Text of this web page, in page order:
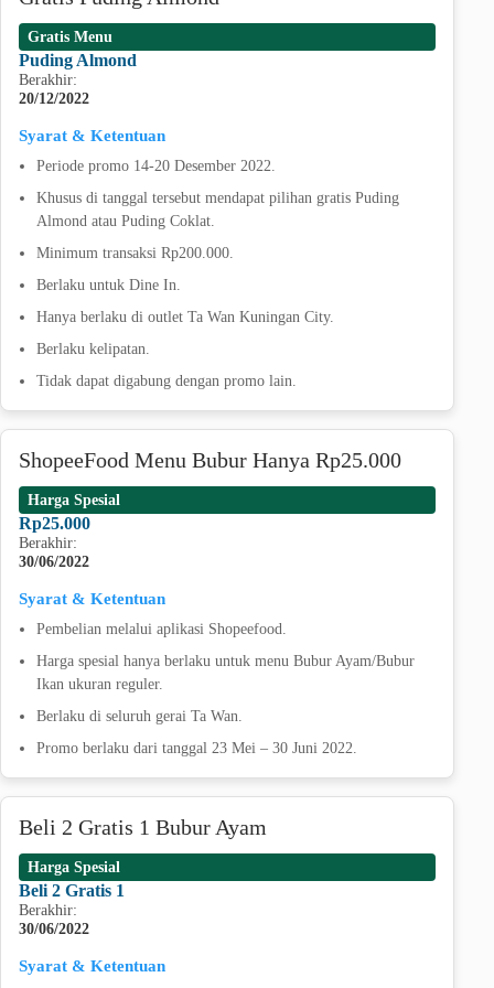
Gratis Menu
Puding Almond
Berakhir:
20/12/2022
Syarat & Ketentuan
Periode promo 14-20 Desember 2022.
Khusus di tanggal tersebut mendapat pilihan gratis Puding
Almond atau Puding Coklat.
Minimum transaksi Rp200.000.
Berlaku untuk Dine In.
Hanya berlaku di outlet Ta Wan Kuningan City.
Berlaku kelipatan.
Tidak dapat digabung dengan promo lain.
ShopeeFood Menu Bubur Hanya Rp25.000
Harga Spesial
Rp25.000
Berakhir:
30/06/2022
Syarat & Ketentuan
Pembelian melalui aplikasi Shopeefood.
Harga spesial hanya berlaku untuk menu Bubur Ayam/Bubur
Ikan ukuran reguler.
Berlaku di seluruh gerai Ta Wan.
Promo berlaku dari tanggal 23 Mei – 30 Juni 2022.
Beli 2 Gratis 1 Bubur Ayam
Harga Spesial
Beli 2 Gratis 1
Berakhir:
30/06/2022
Syarat & Ketentuan